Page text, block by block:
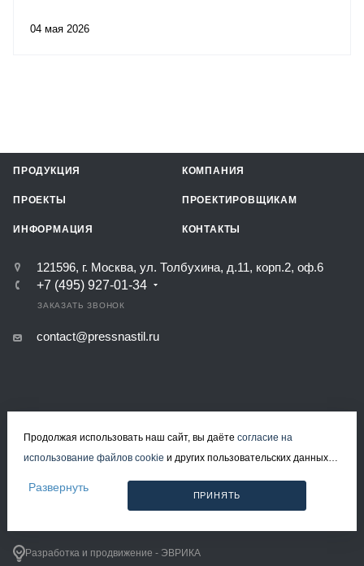
04 мая 2026
ПРОДУКЦИЯ КОМПАНИЯ
ПРОЕКТЫ ПРОЕКТИРОВЩИКАМ
ИНФОРМАЦИЯ КОНТАКТЫ
121596, г. Москва, ул. Толбухина, д.11, корп.2, оф.6
+7 (495) 927-01-34
ЗАКАЗАТЬ ЗВОНОК
contact@pressnastil.ru
КАРТА САЙТА РЕКВИЗИТЫ
ПОЛИТИКА КОНФИДЕНЦИАЛЬНОСТИ
ПОЛИТИКА ИСПОЛЬЗОВАНИЯ ФАЙЛОВ COOKIE
© 2008-2026 Все права защищены.
Разработка и продвижение - ЭВРИКА
Продолжая использовать наш сайт, вы даёте согласие на
использование файлов cookie
(включая IP-адрес, сведения о местоположении, устройстве,
соответствии с нашей
Развернуть
ПРИНЯТЬ